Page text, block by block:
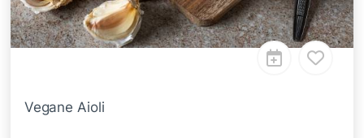
Vegane Aioli